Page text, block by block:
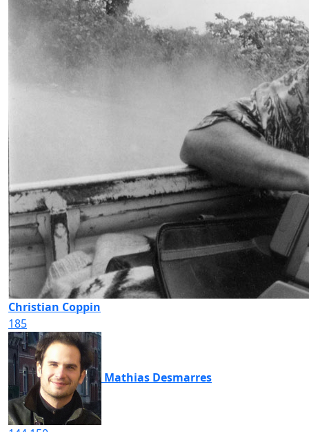
Christian Coppin
185
Mathias Desmarres